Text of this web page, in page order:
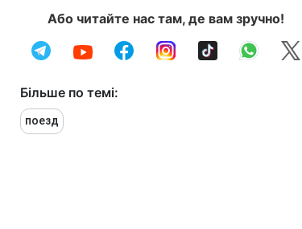
Або читайте нас там, де вам зручно!
Більше по темі:
поезд